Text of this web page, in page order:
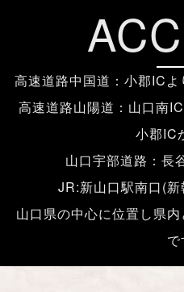
高速道路中国道：小郡IC
高速道路山陽道：山口南
小郡IC
山口宇部道路：長
JR:新山口駅南口(
山口県の中心に位置し県
で